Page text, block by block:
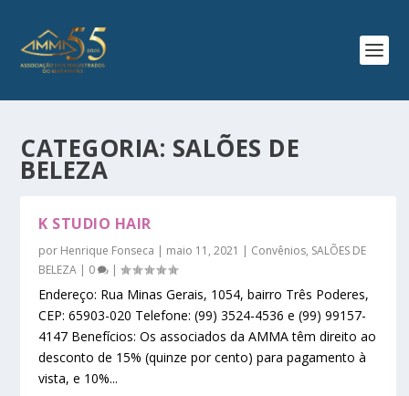
CATEGORIA: SALÕES DE
BELEZA
K STUDIO HAIR
por Henrique Fonseca | maio 11, 2021 | Convênios, SALÕES DE
BELEZA | 0 |
Endereço: Rua Minas Gerais, 1054, bairro Três Poderes,
CEP: 65903-020 Telefone: (99) 3524-4536 e (99) 99157-
4147 Benefícios: Os associados da AMMA têm direito ao
desconto de 15% (quinze por cento) para pagamento à
vista, e 10%...